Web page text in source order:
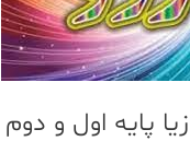
پایه اول و دوم